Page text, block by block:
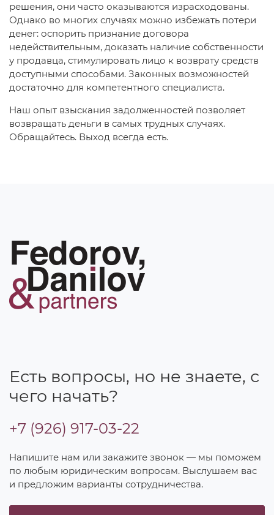
решения, они часто оказываются израсходованы.
Однако во многих случаях можно избежать потери
денег: оспорить признание договора
недействительным, доказать наличие собственности
у продавца, стимулировать лицо к возврату средств
доступными способами. Законных возможностей
достаточно для компетентного специалиста.
Наш опыт взыскания задолженностей позволяет
возвращать деньги в самых трудных случаях.
Обращайтесь. Выход всегда есть.
Есть вопросы, но не знаете, с
чего начать?
+7 (926) 917-03-22
Напишите нам или закажите звонок — мы поможем
по любым юридическим вопросам. Выслушаем вас
и предложим варианты сотрудничества.